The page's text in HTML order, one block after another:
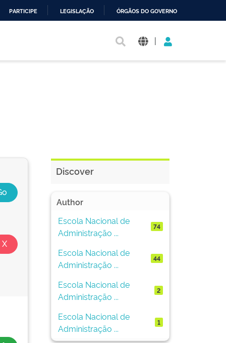
PARTICIPE LEGISLAÇÃO ÓRGÃOS DO GOVERNO
|
Discover
Author
Escola Nacional de
Administração ...
74
Escola Nacional de
Administração ...
44
Escola Nacional de
Administração ...
2
Escola Nacional de
Administração ...
1